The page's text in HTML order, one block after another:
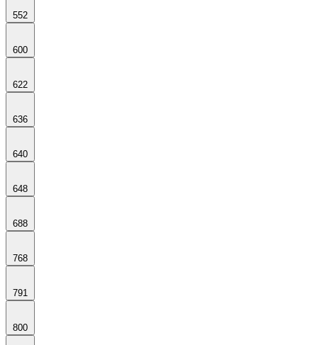
552
600
622
636
640
648
688
768
791
800